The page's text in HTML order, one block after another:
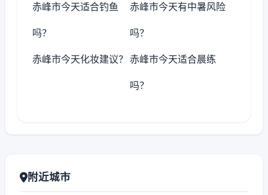
赤峰市今天适合钓鱼
吗？
赤峰市今天有中暑风险
吗？
赤峰市今天化妆建议？ 赤峰市今天适合晨练
吗？
附近城市